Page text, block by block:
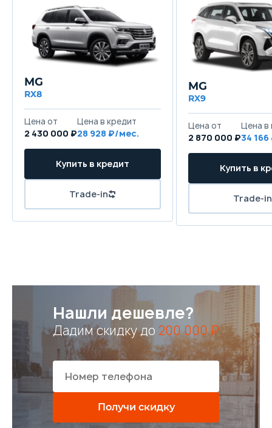
MG
RX8
Цена от
2 430 000 ₽
Цена в кредит
28 928 ₽/мес.
Купить в кредит
Trade-in
MG
RX9
Цена от
2 870 000 ₽
Цена в
34
Купить в
Trade-in
Нашли дешевле?
Дадим скидку до 200 000 ₽
Получи скидку